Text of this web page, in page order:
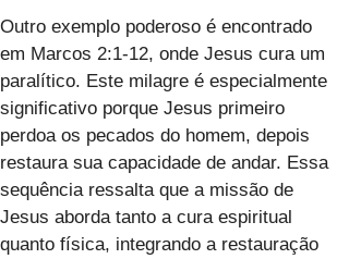
Outro exemplo poderoso é encontrado
em Marcos 2:1-12, onde Jesus cura um
paralítico. Este milagre é especialmente
significativo porque Jesus primeiro
perdoa os pecados do homem, depois
restaura sua capacidade de andar. Essa
sequência ressalta que a missão de
Jesus aborda tanto a cura espiritual
quanto física, integrando a restauração